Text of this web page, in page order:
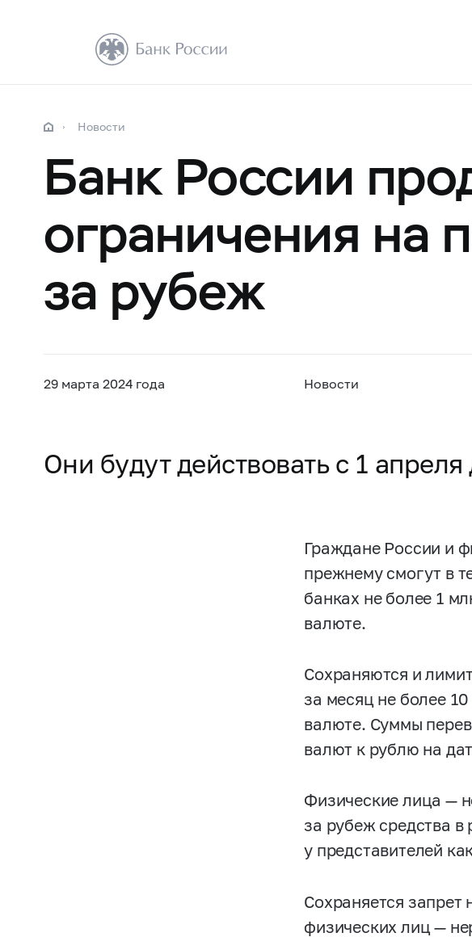
Новости
Банк России
ограничения на
за рубеж
29 марта 2024 года Новости
Они будут действовать с 1
Граждане России и
прежнему смогут в
банках не более 1
валюте.
Сохраняются и
за месяц не более
валюте. Суммы
валют к рублю на
Физические лица —
за рубеж средства в
у представителей
Сохраняется
физических лиц —